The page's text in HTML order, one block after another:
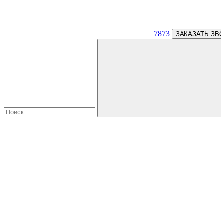
7873 ЗАКАЗАТЬ